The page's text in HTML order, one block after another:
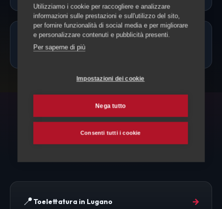
Quanto costa la toelettatura a
Lamone?
ESPLORA ANCHE
Toelettatura e altri servizi
📍Toelettatura in Lugano →
Utilizziamo i cookie per raccogliere e analizzare
informazioni sulle prestazioni e sull'utilizzo del sito,
per fornire funzionalità di social media e per migliorare
e personalizzare contenuti e pubblicità presenti.
Per saperne di più
Impostazioni dei cookie
Nega tutto
Consenti tutti i cookie